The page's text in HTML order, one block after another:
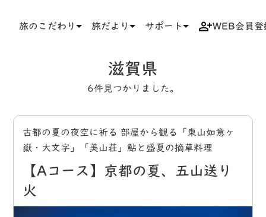
旅のこだわり 旅だより サポート WEB会員登
滋賀県
6件見つかりました。
古都の夏の夜空に祈る 部屋から観る「東山如意ヶ
嶽・大文字」「美山荘」鮎と盛夏の摘草料理
【Aコース】京都の夏、五山送り
火